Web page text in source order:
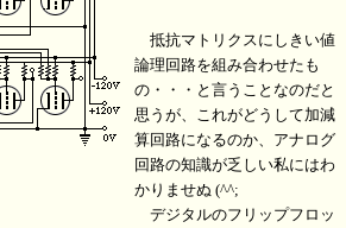
抵抗マトリクスにしきい値
論理回路を組み合わせたも
の・・・と言うことなのだと
思うが、これがどうして加減
算回路になるのか、アナログ
回路の知識が乏しい私にはわ
かりませぬ (^^;
デジタルのフリップフロッ